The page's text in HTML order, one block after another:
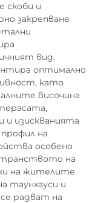
скоби и
закрепване
вид.
оптимално
като
височина
изискванията
на
особено
на
на жителите
таунхауси и
радват на